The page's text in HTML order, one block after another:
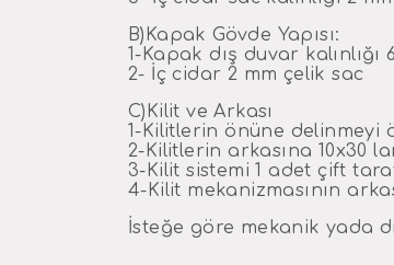
B)Kapak Gövde Yapısı:
1-Kapak dış duvar kalınlığı
2- İç cidar 2 mm çelik sac
C)Kilit ve Arkası
1-Kilitlerin önüne delinmeyi
2-Kilitlerin arkasına 10x30
3-Kilit sistemi 1 adet çift
4-Kilit mekanizmasının
İsteğe göre mekanik yada